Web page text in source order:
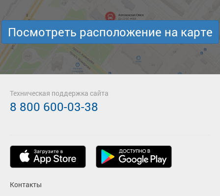
Посмотреть расположение на карте
Контакты
Техническая поддержка сайта
8 800 600-03-38